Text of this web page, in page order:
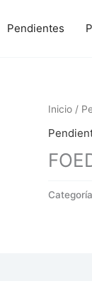
Pendientes
Inicio /